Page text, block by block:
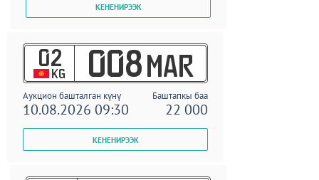
02
KG 008 MAR
Аукцион башталган күнү Баштапкы баа
10.08.2026 09:30 22 000